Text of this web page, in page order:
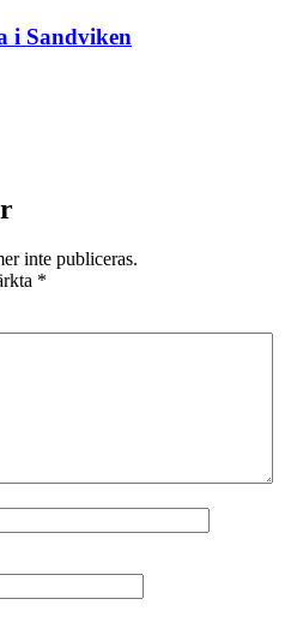
i Sandviken
inte publiceras.
*